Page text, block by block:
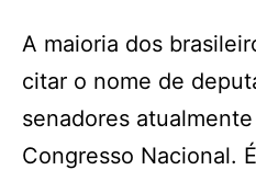
A maioria dos
citar o nome de
senadores
Congresso Nacional.